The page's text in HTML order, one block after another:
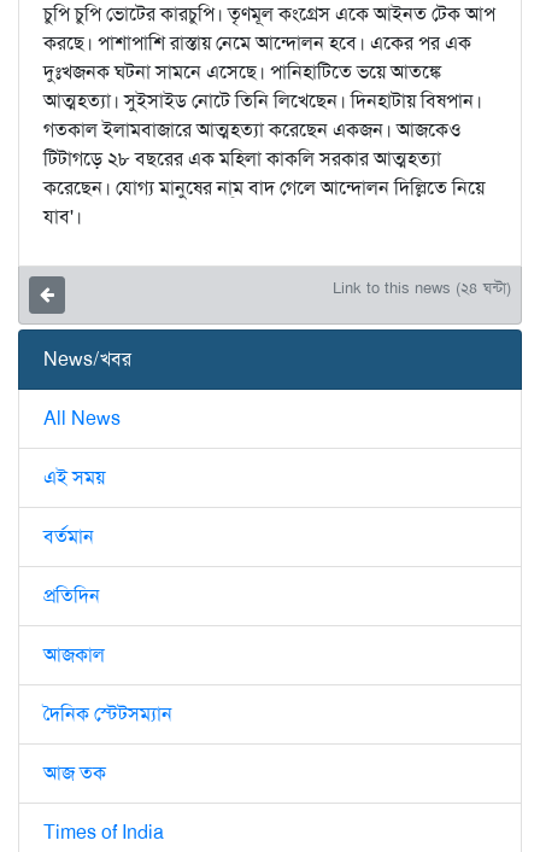
চুপি চুপি ভোটের কারচুপি। তৃণমূল কংগ্রেস একে আইনত টেক আপ
করছে। পাশাপাশি রাস্তায় নেমে আন্দোলন হবে। একের পর এক
দুঃখজনক ঘটনা সামনে এসেছে। পানিহাটিতে ভয়ে আতঙ্কে
আত্মহত্যা। সুইসাইড নোটে তিনি লিখেছেন। দিনহাটায় বিষপান।
গতকাল ইলামবাজারে আত্মহত্যা করেছেন একজন। আজকেও
টিটাগড়ে ২৮ বছরের এক মহিলা কাকলি সরকার আত্মহত্যা
করেছেন। যোগ্য মানুষের না্ম বাদ গেলে আন্দোলন দিল্লিতে নিয়ে
যাব'।
Link to this news (২৪ ঘন্টা)
News/খবর
All News
এই সময়
বর্তমান
প্রতিদিন
আজকাল
দৈনিক স্টেটসম্যান
আজ তক
Times of India